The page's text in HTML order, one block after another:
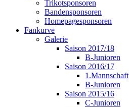
Trikotsponsoren
Bandensponsoren
Homepagesponsoren
Fankurve
Galerie
Saison 2017/18
B-Junioren
Saison 2016/17
1.Mannschaft
B-Junioren
Saison 2015/16
C-Junioren